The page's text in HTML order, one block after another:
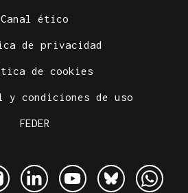
Canal ético
de privacidad
de cookies
y condiciones de uso
FEDER